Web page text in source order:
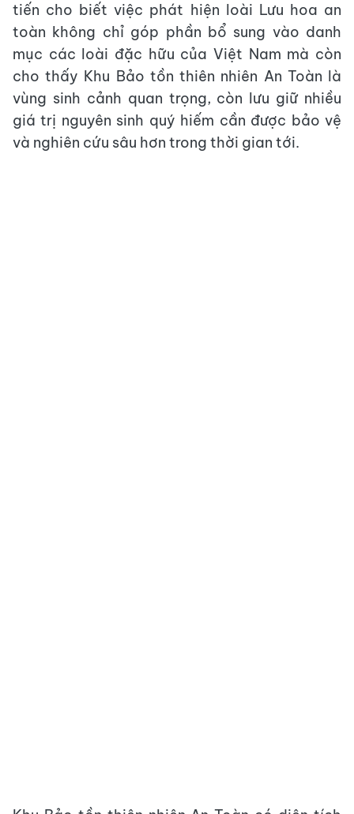
tiến cho biết việc phát hiện loài Lưu hoa an
toàn không chỉ góp phần bổ sung vào danh
mục các loài đặc hữu của Việt Nam mà còn
cho thấy Khu Bảo tồn thiên nhiên An Toàn là
vùng sinh cảnh quan trọng, còn lưu giữ nhiều
giá trị nguyên sinh quý hiếm cần được bảo vệ
và nghiên cứu sâu hơn trong thời gian tới.